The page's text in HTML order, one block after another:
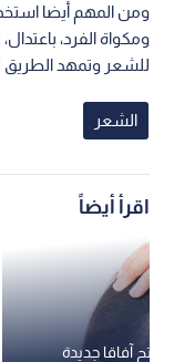
ومن المهم أيضا
ومكواة الفرد،
للشعر وتمهد
الشعر
اقرأ أيضاً
آفاقا جديدة